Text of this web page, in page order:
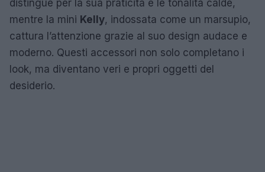
distingue per la sua praticità e le tonalità calde,
mentre la mini Kelly, indossata come un marsupio,
cattura l’attenzione grazie al suo design audace e
moderno. Questi accessori non solo completano i
look, ma diventano veri e propri oggetti del
desiderio.